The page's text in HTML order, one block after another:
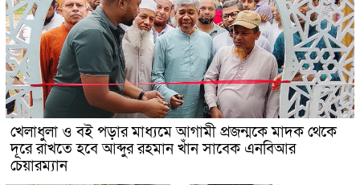
খেলাধুলা ও বই পড়ার মাধ্যমে আগামী প্রজন্মকে মাদক থেকে
দূরে রাখতে হবে আব্দুর রহমান খাঁন সাবেক এনবিআর
চেয়ারম্যান